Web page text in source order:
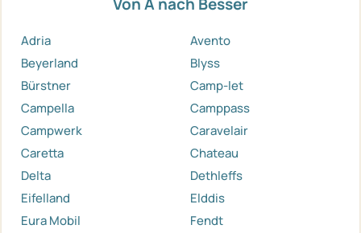
Adria
Avento
Beyerland
Blyss
Bürstner
Camp-let
Campella
Camppass
Campwerk
Caravelair
Caretta
Chateau
Delta
Dethleffs
Eifelland
Elddis
Eura Mobil
Fendt